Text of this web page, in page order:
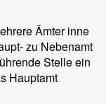
Ämter inne
zu Nebenamt
Stelle ein
Hauptamt